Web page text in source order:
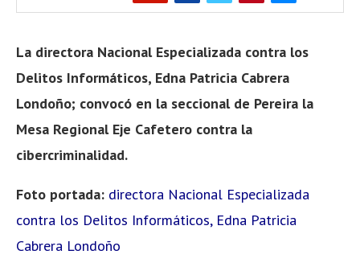
La directora Nacional Especializada contra los
Delitos Informáticos, Edna Patricia Cabrera
Londoño; convocó en la seccional de Pereira la
Mesa Regional Eje Cafetero contra la
cibercriminalidad.
Foto portada: directora Nacional Especializada
contra los Delitos Informáticos, Edna Patricia
Cabrera Londoño